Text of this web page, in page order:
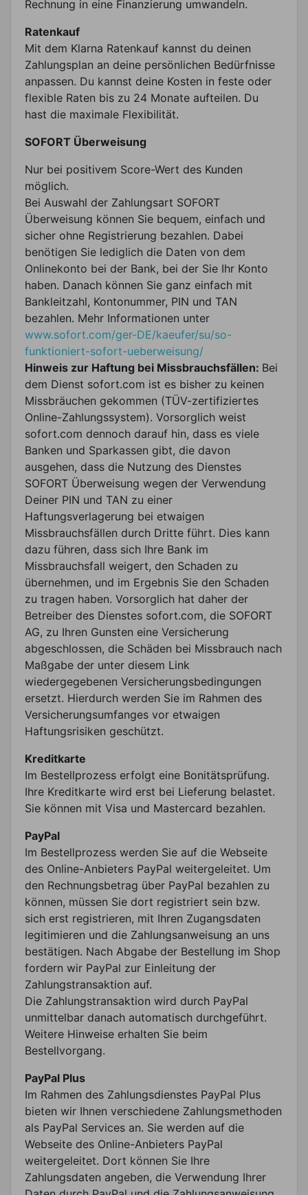
Rechnung in eine Finanzierung umwandeln.
Ratenkauf
Mit dem Klarna Ratenkauf kannst du deinen
Zahlungsplan an deine persönlichen Bedürfnisse
anpassen. Du kannst deine Kosten in feste oder
flexible Raten bis zu 24 Monate aufteilen. Du
hast die maximale Flexibilität.
SOFORT Überweisung
Nur bei positivem Score-Wert des Kunden
möglich.
Bei Auswahl der Zahlungsart SOFORT
Überweisung können Sie bequem, einfach und
sicher ohne Registrierung bezahlen. Dabei
benötigen Sie lediglich die Daten von dem
Onlinekonto bei der Bank, bei der Sie Ihr Konto
haben. Danach können Sie ganz einfach mit
Bankleitzahl, Kontonummer, PIN und TAN
bezahlen. Mehr Informationen unter
www.sofort.com/ger-DE/kaeufer/su/so-
funktioniert-sofort-ueberweisung/
Hinweis zur Haftung bei Missbrauchsfällen: Bei
dem Dienst sofort.com ist es bisher zu keinen
Missbräuchen gekommen (TÜV-zertifiziertes
Online-Zahlungssystem). Vorsorglich weist
sofort.com dennoch darauf hin, dass es viele
Banken und Sparkassen gibt, die davon
ausgehen, dass die Nutzung des Dienstes
SOFORT Überweisung wegen der Verwendung
Deiner PIN und TAN zu einer
Haftungsverlagerung bei etwaigen
Missbrauchsfällen durch Dritte führt. Dies kann
dazu führen, dass sich Ihre Bank im
Missbrauchsfall weigert, den Schaden zu
übernehmen, und im Ergebnis Sie den Schaden
zu tragen haben. Vorsorglich hat daher der
Betreiber des Dienstes sofort.com, die SOFORT
AG, zu Ihren Gunsten eine Versicherung
abgeschlossen, die Schäden bei Missbrauch nach
Maßgabe der unter diesem Link
wiedergegebenen Versicherungsbedingungen
ersetzt. Hierdurch werden Sie im Rahmen des
Versicherungsumfanges vor etwaigen
Haftungsrisiken geschützt.
Kreditkarte
Im Bestellprozess erfolgt eine Bonitätsprüfung.
Ihre Kreditkarte wird erst bei Lieferung belastet.
Sie können mit Visa und Mastercard bezahlen.
PayPal
Im Bestellprozess werden Sie auf die Webseite
des Online-Anbieters PayPal weitergeleitet. Um
den Rechnungsbetrag über PayPal bezahlen zu
können, müssen Sie dort registriert sein bzw.
sich erst registrieren, mit Ihren Zugangsdaten
legitimieren und die Zahlungsanweisung an uns
bestätigen. Nach Abgabe der Bestellung im Shop
fordern wir PayPal zur Einleitung der
Zahlungstransaktion auf.
Die Zahlungstransaktion wird durch PayPal
unmittelbar danach automatisch durchgeführt.
Weitere Hinweise erhalten Sie beim
Bestellvorgang.
PayPal Plus
Im Rahmen des Zahlungsdienstes PayPal Plus
bieten wir Ihnen verschiedene Zahlungsmethoden
als PayPal Services an. Sie werden auf die
Webseite des Online-Anbieters PayPal
weitergeleitet. Dort können Sie Ihre
Zahlungsdaten angeben, die Verwendung Ihrer